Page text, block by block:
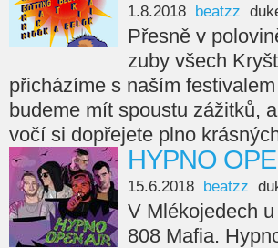
1.8.2018 beatzz
Přesně v
zuby všech
přicházíme s naším
budeme mít spoustu zážitků,
vočí si dopřejete plno
HYPNO
15.6.2018 beatzz
V Mlékojedech
808 Mafia.